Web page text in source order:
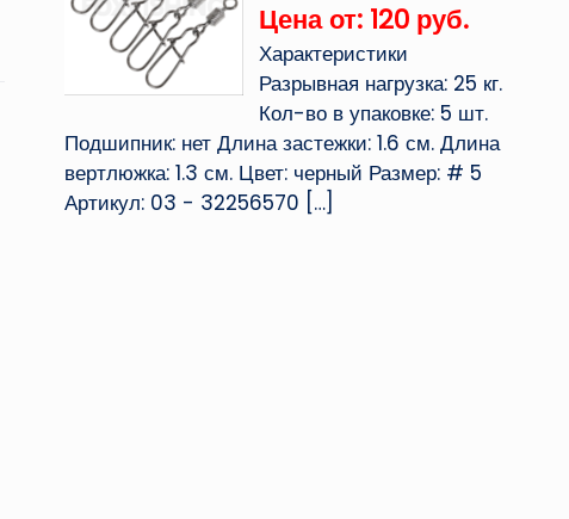
Цена от: 120 руб.
Характеристики
Разрывная нагрузка: 25 кг.
Кол-во в упаковке: 5 шт.
Подшипник: нет Длина застежки: 1.6 см. Длина
вертлюжка: 1.3 см. Цвет: черный Размер: # 5
Артикул: 03 - 32256570 […]